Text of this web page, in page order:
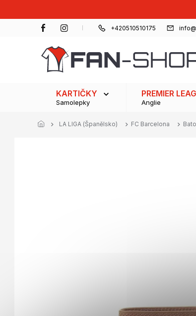
+420510510175
KARTIČKY
Samolepky
PREMIER
Anglie
LA LIGA (Španělsko) FC Barcelona